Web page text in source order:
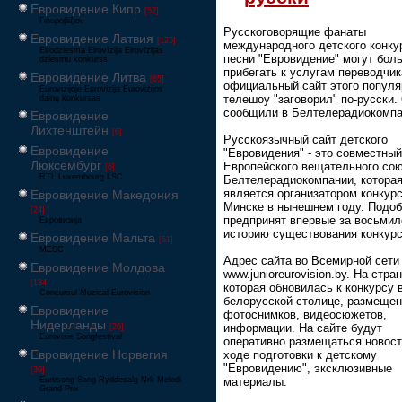
Евровидение Кипр [52]
Γιουροβίζιον
Евровидение Латвия [125]
Eirodziesma Eirovīzija Eirovīzijas
dziesmu konkurss
Евровидение Литва [65]
Eurovizijoje Eurovizija Eurovizijos
dainų konkursas
Евровидение
Лихтенштейн [6]
Евровидение
Люксембург [6]
RTL Luxembourg LSC
Евровидение Македония
[24]
Евровизија
Евровидение Мальта [51]
MESC
Евровидение Молдова
[134]
Concursul Muzical Eurovision
Евровидение
Нидерланды [26]
Eurovisie Songfestival
Евровидение Норвегия
[39]
Eurosong Sang Ryddesalg Nrk Melodi
Grand Prix
Русскоговорящие фанаты
международного детского
песни "Евровидение" могут
прибегать к услугам
официальный сайт этого
телешоу "заговорил" по-
сообщили в
Русскоязычный сайт детского
"Евровидения" - это
Европейского вещательного
Белтелерадиокомпании, которая
является организатором
Минске в нынешнем году.
предпринят впервые за
историю существования
Адрес сайта во Всемирной сети
www.junioreurovision.by. На
которая обновилась к конкурсу
белорусской столице,
фотоснимков, видеосюжетов,
информации. На сайте будут
оперативно размещаться
ходе подготовки к детскому
"Евровидению", эксклюзивные
материалы.